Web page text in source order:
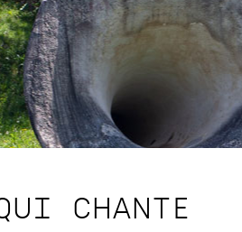
CHANTE